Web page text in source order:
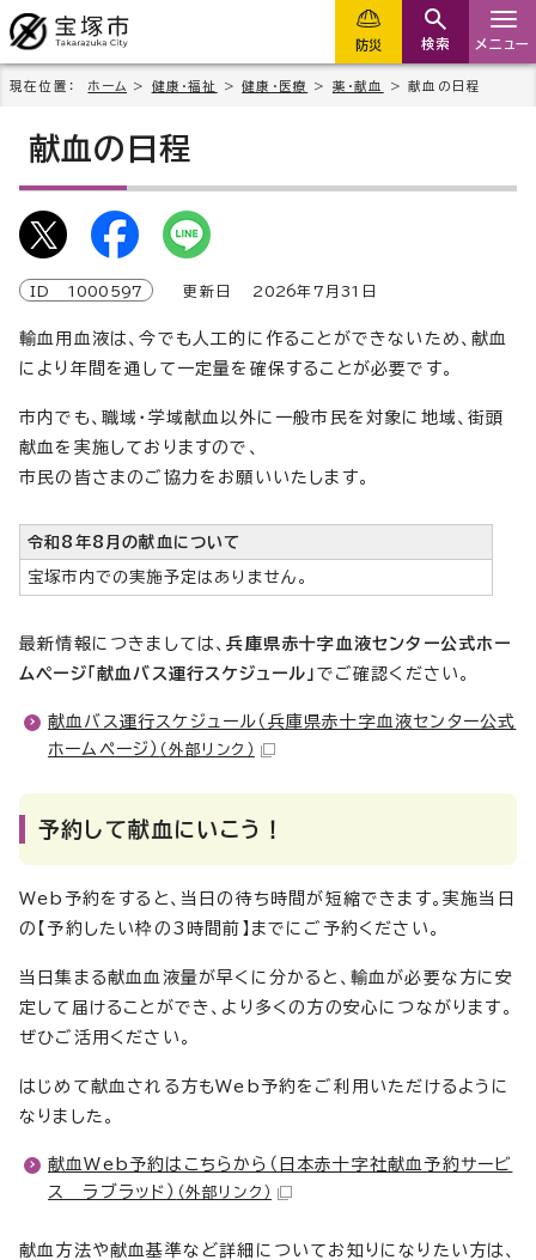
防災 検索 メニュー
現在位置： ホーム > 健康・福祉 >健康・医療 > 薬・献血 > 献血の日程
献血の日程
ID 1000597 更新日 2026年7月 31 日
輸血用血液は、今でも人工的に作ることができないため、献血
により年間を通して一定量を確保することが必要です。
市内でも、職域・学域献血以外に一般市民を対象に地域、街頭
献血を実施しておりますので、
市民の皆さまのご協力をお願いいたします。
令和8年8月の献血について
宝塚市内での実施予定はありません。
最新情報につきましては、兵庫県赤十字血液センター公式ホー
ムページ「献血バス運行スケジュール」 でご確認ください。
献血バス運行スケジュール（兵庫県赤十字血液センター公式
ホームページ） （外部リンク）
予約して献血にいこう！
Web予約をすると、当日の待ち時間が短縮できます。実施当日
の【予約したい枠の3時間前】までにご予約ください。
当日集まる献血血液量が早くに分かると、輸血が必要な方に安
定して届けることができ、より多くの方の安心につながります。
ぜひご活用ください。
はじめて献血される方もWeb予約をご利用いただけるように
なりました。
献血Web予約はこちらから（日本赤十字社献血予約サービ
ス ラブラッド） （外部リンク）
献血方法や献血基準など詳細についてお知りになりたい方は、